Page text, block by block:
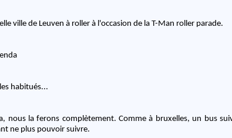
ville de Leuven à roller à l'occasion de la T-Man roller parade.
habitués...
nous la ferons complètement. Comme à bruxelles, un bus
ne plus pouvoir suivre.